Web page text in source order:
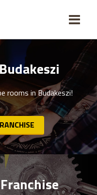
rooms in Budakeszi!